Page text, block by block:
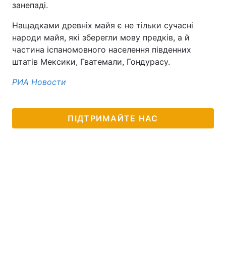
занепаді.
Нащадками древніх майя є не тільки сучасні
народи майя, які зберегли мову предків, а й
частина іспаномовного населення південних
штатів Мексики, Гватемали, Гондурасу.
РИА Новости
ПІДТРИМАЙТЕ НАС